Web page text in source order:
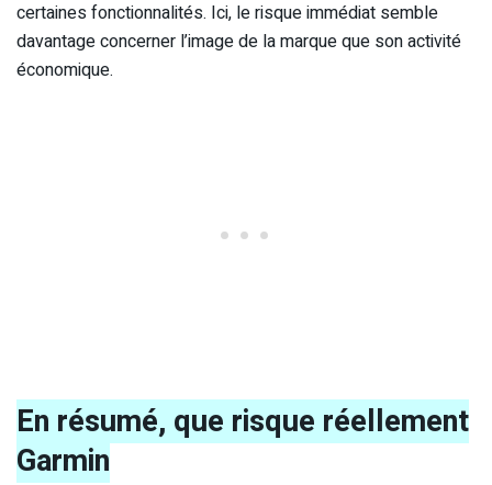
certaines fonctionnalités. Ici, le risque immédiat semble
davantage concerner l’image de la marque que son activité
économique.
En résumé, que risque réellement
Garmin